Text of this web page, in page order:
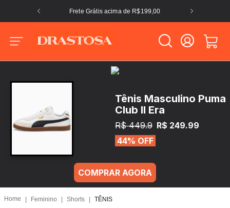
Frete Grátis acima de R$199,00
Tênis Masculino Puma
Club II Era
R$ 449.9 R$ 249.99
44% OFF
COMPRAR AGORA
Feminino Shorts TÊNIS